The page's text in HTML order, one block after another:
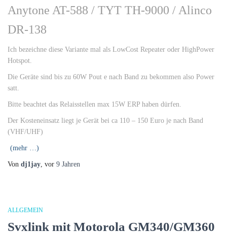
Anytone AT-588 / TYT TH-9000 / Alinco
DR-138
Ich bezeichne diese Variante mal als LowCost Repeater oder HighPower
Hotspot.
Die Geräte sind bis zu 60W Pout e nach Band zu bekommen also Power
satt.
Bitte beachtet das Relaisstellen max 15W ERP haben dürfen.
Der Kosteneinsatz liegt je Gerät bei ca 110 – 150 Euro je nach Band
(VHF/UHF)
(mehr …)
Von dj1jay, vor 9 Jahren
ALLGEMEIN
Svxlink mit Motorola GM340/GM360